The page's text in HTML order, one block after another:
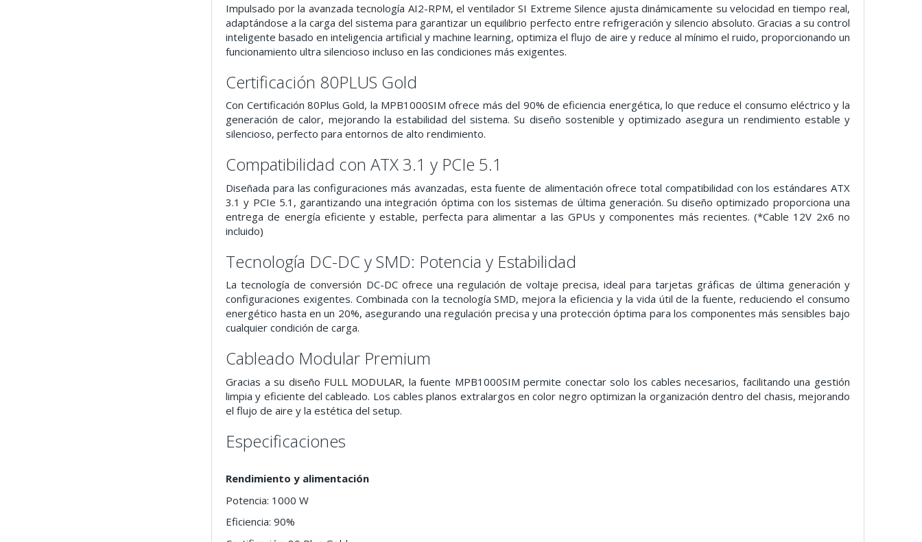
Impulsado por la avanzada tecnología AI2-RPM, el ventilador SI Extreme Silence ajusta dinámicamente su velocidad en tiempo real,
adaptándose a la carga del sistema para garantizar un equilibrio perfecto entre refrigeración y silencio absoluto. Gracias a su control
inteligente basado en inteligencia artificial y machine learning, optimiza el flujo de aire y reduce al mínimo el ruido, proporcionando un
funcionamiento ultra silencioso incluso en las condiciones más exigentes.
Certificación 80PLUS Gold
Con Certificación 80Plus Gold, la MPB1000SIM ofrece más del 90% de eficiencia energética, lo que reduce el consumo eléctrico y la
generación de calor, mejorando la estabilidad del sistema. Su diseño sostenible y optimizado asegura un rendimiento estable y
silencioso, perfecto para entornos de alto rendimiento.
Compatibilidad con ATX 3.1 y PCIe 5.1
Diseñada para las configuraciones más avanzadas, esta fuente de alimentación ofrece total compatibilidad con los estándares ATX
3.1 y PCIe 5.1, garantizando una integración óptima con los sistemas de última generación. Su diseño optimizado proporciona una
entrega de energía eficiente y estable, perfecta para alimentar a las GPUs y componentes más recientes. (*Cable 12V 2x6 no
incluido)
Tecnología DC-DC y SMD: Potencia y Estabilidad
La tecnología de conversión DC-DC ofrece una regulación de voltaje precisa, ideal para tarjetas gráficas de última generación y
configuraciones exigentes. Combinada con la tecnología SMD, mejora la eficiencia y la vida útil de la fuente, reduciendo el consumo
energético hasta en un 20%, asegurando una regulación precisa y una protección óptima para los componentes más sensibles bajo
cualquier condición de carga.
Cableado Modular Premium
Gracias a su diseño FULL MODULAR, la fuente MPB1000SIM permite conectar solo los cables necesarios, facilitando una gestión
limpia y eficiente del cableado. Los cables planos extralargos en color negro optimizan la organización dentro del chasis, mejorando
el flujo de aire y la estética del setup.
Especificaciones
Rendimiento y alimentación
Potencia: 1000 W
Eficiencia: 90%